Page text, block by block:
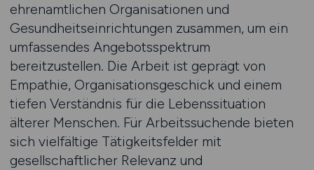
ehrenamtlichen Organisationen und
Gesundheitseinrichtungen zusammen, um ein
umfassendes Angebotsspektrum
bereitzustellen. Die Arbeit ist geprägt von
Empathie, Organisationsgeschick und einem
tiefen Verständnis für die Lebenssituation
älterer Menschen. Für Arbeitssuchende bieten
sich vielfältige Tätigkeitsfelder mit
gesellschaftlicher Relevanz und